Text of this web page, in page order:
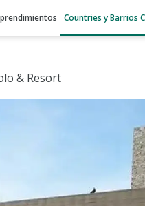
Countries y Barrios
& Resort